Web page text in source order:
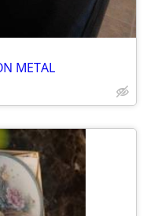
METAL